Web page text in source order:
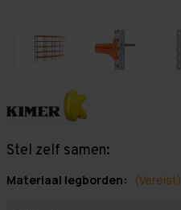
Stel zelf samen:
Materiaal legborden: (Vereist)